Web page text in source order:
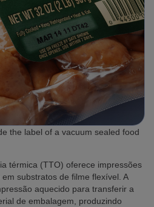
the label of a vacuum sealed food
térmica (TTO) oferece impressões
substratos de filme flexível. A
aquecido para transferir a
de embalagem, produzindo